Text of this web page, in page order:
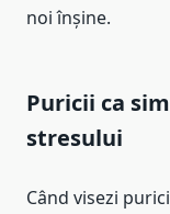
noi înșine.
Puricii ca
stresului
Când visezi